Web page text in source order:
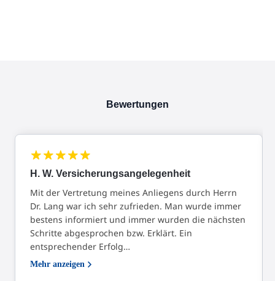
Bewertungen
H. W. Versicherungsangelegenheit
Mit der Vertretung meines Anliegens durch Herrn
Dr. Lang war ich sehr zufrieden. Man wurde immer
bestens informiert und immer wurden die nächsten
Schritte abgesprochen bzw. Erklärt. Ein
entsprechender Erfolg…
Mehr anzeigen